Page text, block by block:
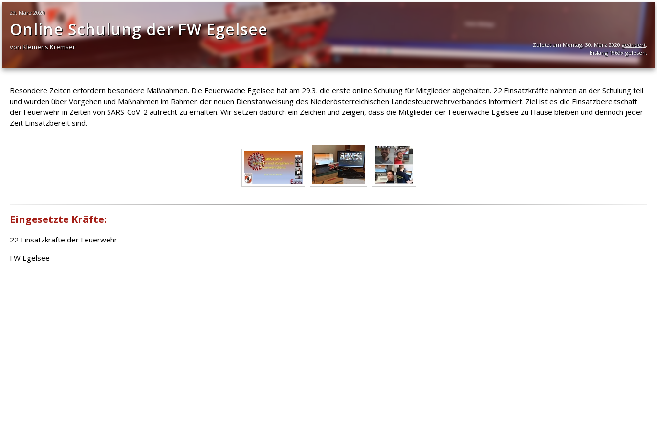
29. März 2020
Online Schulung der FW Egelsee
von Klemens Kremser Zuletzt am Montag, 30. März 2020 geändert.
Bislang 1969x gelesen.
Besondere Zeiten erfordern besondere Maßnahmen. Die Feuerwache Egelsee hat am 29.3. die erste online Schulung für Mitglieder abgehalten. 22 Einsatzkräfte nahmen an der Schulung teil
und wurden über Vorgehen und Maßnahmen im Rahmen der neuen Dienstanweisung des Niederösterreichischen Landesfeuerwehrverbandes informiert. Ziel ist es die Einsatzbereitschaft
der Feuerwehr in Zeiten von SARS-CoV-2 aufrecht zu erhalten. Wir setzen dadurch ein Zeichen und zeigen, dass die Mitglieder der Feuerwache Egelsee zu Hause bleiben und dennoch jeder
Zeit Einsatzbereit sind.
Eingesetzte Kräfte:
22 Einsatzkräfte der Feuerwehr
FW Egelsee